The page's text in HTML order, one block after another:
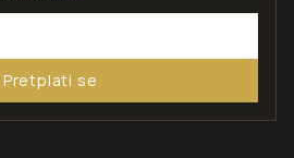
Pretplati se